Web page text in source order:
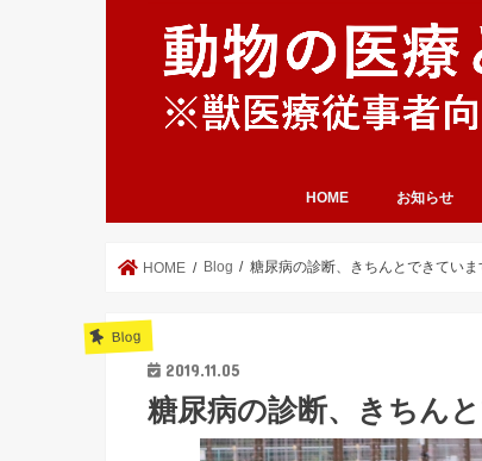
HOME お知らせ
HOME Blog 糖尿病の診断、きちんとできていま
Blog
2019.11.05
糖尿病の診断、きちん